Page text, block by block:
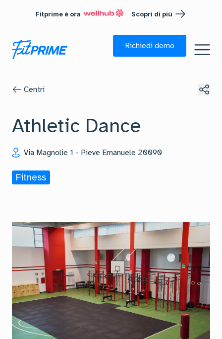
Fitprime è ora Scopri di più
Richiedi demo
Centri
Athletic Dance
Via Magnolie 1 - Pieve Emanuele 20090
Fitness